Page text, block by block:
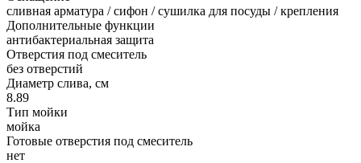
сливная арматура / сифон / сушилка для посуды / крепления
Дополнительные функции
антибактериальная защита
Отверстия под смеситель
без отверстий
Диаметр слива, см
8.89
Тип мойки
мойка
Готовые отверстия под смеситель
нет